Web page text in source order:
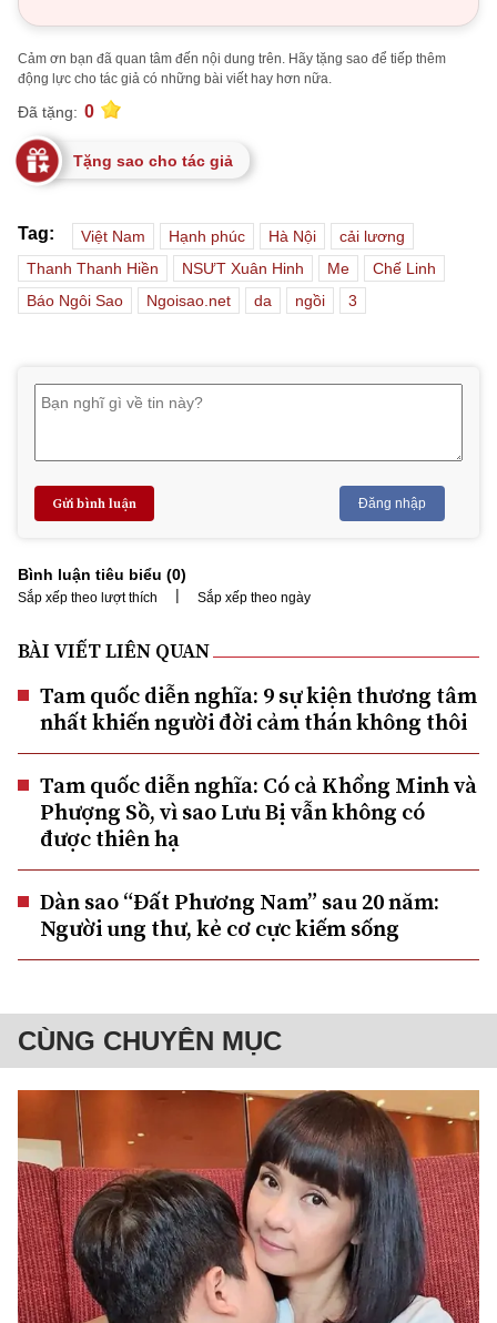
Cảm ơn bạn đã quan tâm đến nội dung trên. Hãy tặng sao để tiếp thêm
động lực cho tác giả có những bài viết hay hơn nữa.
Đã tặng: 0
Tặng sao cho tác giả
Tag: Việt Nam Hạnh phúc Hà Nội
cải lương
Thanh Thanh Hiền
NSƯT Xuân Hinh Me
Chế Linh
Báo Ngôi Sao
Ngoisao.net da ngồi 3
Gửi bình luận Đăng nhập
Bình luận tiêu biểu (0)
Sắp xếp theo lượt thích | Sắp xếp theo ngày
BÀI VIẾT LIÊN QUAN
Tam quốc diễn nghĩa: 9 sự kiện thương tâm
nhất khiến người đời cảm thán không thôi
Tam quốc diễn nghĩa: Có cả Khổng Minh và
Phượng Sồ, vì sao Lưu Bị vẫn không có
được thiên hạ
Dàn sao “Đất Phương Nam” sau 20 năm:
Người ung thư, kẻ cơ cực kiếm sống
CÙNG CHUYÊN MỤC